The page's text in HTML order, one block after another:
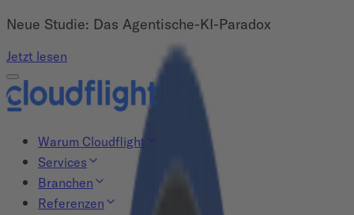
Neue Studie: Das Agentische-KI-Paradox
Jetzt lesen
Warum Cloudflight
Services
Branchen
Referenzen